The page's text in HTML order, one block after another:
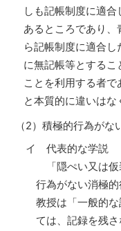
しも記帳制度に適
あるところであり
ら記帳制度に適合
に無記帳等とする
ことを利用する者
と本質的に違いはな
（2）積極的行為が
イ 代表的な学説
「隠ぺい又は仮
行為がない消極
教授は「一般的
ては、記録を残